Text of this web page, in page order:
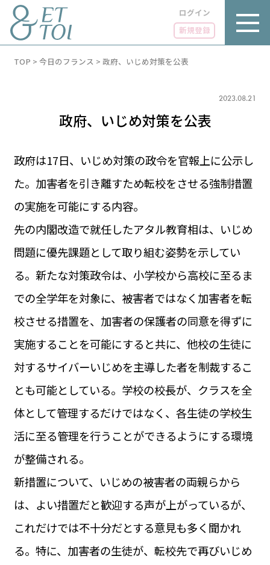
ログイン
新規登録
LUXE
グルメ
LIFE STYLE
BUSINESS
ビジネス・キャリア
INFOS PRATIQUES
TAG
タグ
#パリ
#お土産 #トリビア
#データで読み解くフランス
#フランス郵便情報
#求人
#フランスの教育制度
#アプリ
#いざという時に
#カルカッソンヌ Carcassonne
#サステナブル
#フランス生活
#レシピ #ビューティー
#コスメ
#アルザス地方
#フランスの地方
1€＝182.69円
お問い合わせ
広告掲載
運営会社
サイトポリシー
TOP > 今日のフランス > 政府、いじめ対策を公表
2023.08.21
政府、いじめ対策を公表
政府は17日、いじめ対策の政令を官報上に公示し
た。加害者を引き離すため転校をさせる強制措置
の実施を可能にする内容。
先の内閣改造で就任したアタル教育相は、いじめ
問題に優先課題として取り組む姿勢を示してい
る。新たな対策政令は、小学校から高校に至るま
での全学年を対象に、被害者ではなく加害者を転
校させる措置を、加害者の保護者の同意を得ずに
実施することを可能にすると共に、他校の生徒に
対するサイバーいじめを主導した者を制裁するこ
とも可能としている。学校の校長が、クラスを全
体として管理するだけではなく、各生徒の学校生
活に至る管理を行うことができるようにする環境
が整備される。
新措置について、いじめの被害者の両親らから
は、よい措置だと歓迎する声が上がっているが、
これだけでは不十分だとする意見も多く聞かれ
る。特に、加害者の生徒が、転校先で再びいじめ